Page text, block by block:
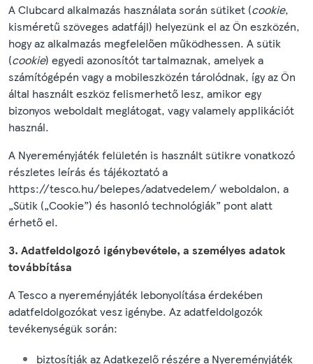
A Clubcard alkalmazás használata során sütiket (cookie,
kisméretű szöveges adatfájl) helyezünk el az Ön eszközén,
hogy az alkalmazás megfelelően működhessen. A sütik
(cookie) egyedi azonosítót tartalmaznak, amelyek a
számítógépén vagy a mobileszközén tárolódnak, így az Ön
által használt eszköz felismerhető lesz, amikor egy
bizonyos weboldalt meglátogat, vagy valamely applikációt
használ.
A Nyereményjáték felületén is használt sütikre vonatkozó
részletes leírás és tájékoztató a
https://tesco.hu/belepes/adatvedelem/ weboldalon, a
„Sütik („Cookie”) és hasonló technológiák” pont alatt
érhető el.
3. Adatfeldolgozó igénybevétele, a személyes adatok
továbbítása
A Tesco a nyereményjáték lebonyolítása érdekében
adatfeldolgozókat vesz igénybe. Az adatfeldolgozók
tevékenységük során:
biztosítják az Adatkezelő részére a Nyereményjáték